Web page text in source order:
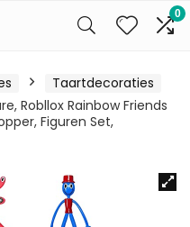
0
Taartdecoraties
Robllox Rainbow Friends
Figuren Set,